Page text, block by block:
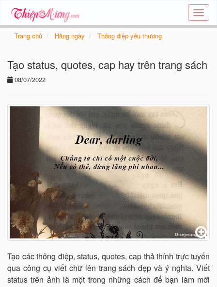
Tạo
thiệp
các
chủ
Trang chủ Hằng ngày Thông điệp yêu thương
Tạo status, quotes, cap hay trên trang sách
08/07/2022
Tạo các thông điệp, status, quotes, cap thả thính trực tuyến
qua công cụ viết chữ lên trang sách đẹp và ý nghĩa. Viết
status trên ảnh là một trong những cách để bạn làm mới